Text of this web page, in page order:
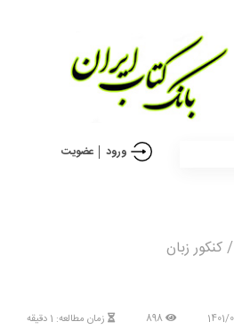
ورود عضویت
/ کنکور زبان
زمان مطالعه: 1 دقیقه